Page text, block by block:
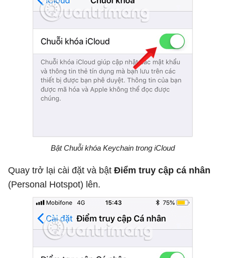
Bật Chuỗi khóa Keychain trong iCloud
Quay trở lại cài đặt và bật Điểm truy cập cá nhân
(Personal Hotspot) lên.